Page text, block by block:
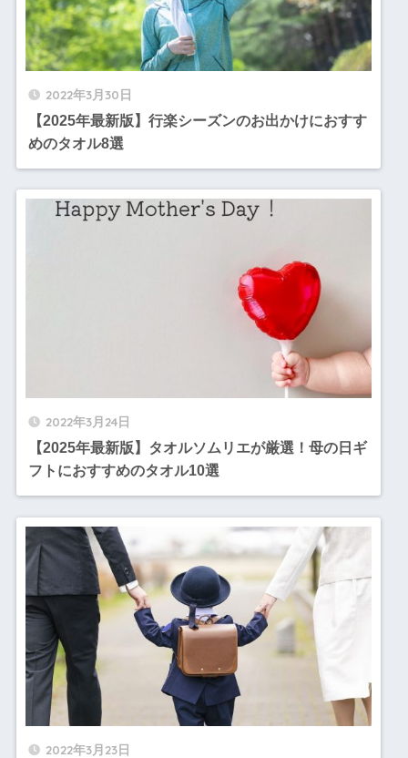
2022年3月30日
【2025年最新版】行楽シーズンのお出かけにおすす
めのタオル8選
2022年3月24日
【2025年最新版】タオルソムリエが厳選！母の日ギ
フトにおすすめのタオル10選
2022年3月23日